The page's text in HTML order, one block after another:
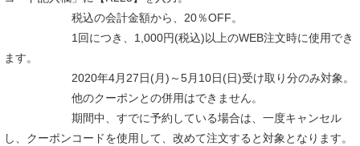
税込の会計金額から、20％OFF。
1回につき、1,000円(税込)以上のWEB注文時に使用でき
ます。
2020年4月27日(月)～5月10日(日)受け取り分のみ対象。
他のクーポンとの併用はできません。
期間中、すでに予約している場合は、一度キャンセル
し、クーポンコードを使用して、改めて注文すると対象となります。